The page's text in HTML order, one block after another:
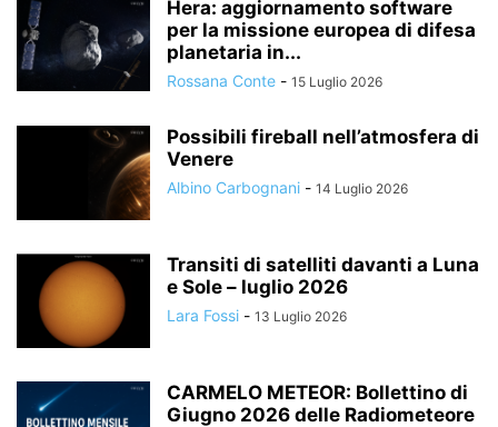
Hera: aggiornamento software
per la missione europea di difesa
planetaria in...
Rossana Conte - 15 Luglio 2026
Possibili fireball nell’atmosfera di
Venere
Albino Carbognani - 14 Luglio 2026
Transiti di satelliti davanti a Luna
e Sole – luglio 2026
Lara Fossi - 13 Luglio 2026
CARMELO METEOR: Bollettino di
Giugno 2026 delle Radiometeore